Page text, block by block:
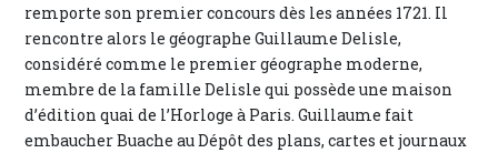
remporte son premier concours dès les années 1721. Il
rencontre alors le géographe Guillaume Delisle,
considéré comme le premier géographe moderne,
membre de la famille Delisle qui possède une maison
d’édition quai de l’Horloge à Paris. Guillaume fait
embaucher Buache au Dépôt des plans, cartes et journaux